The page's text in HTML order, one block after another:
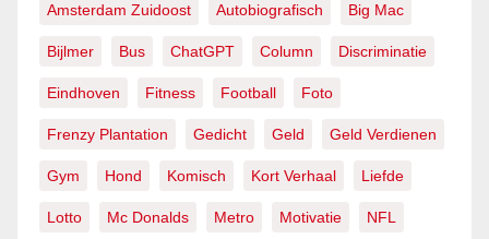
Amsterdam Zuidoost Autobiografisch Big Mac
Bijlmer Bus ChatGPT Column Discriminatie
Eindhoven Fitness Football Foto
Frenzy Plantation Gedicht Geld Geld Verdienen
Gym Hond Komisch Kort Verhaal Liefde
Lotto Mc Donalds Metro Motivatie NFL